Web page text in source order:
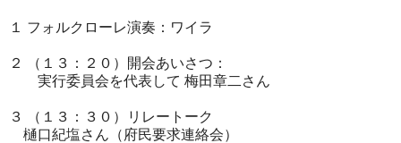
１ フォルクローレ演奏：ワイラ
２ （１３：２０）開会あいさつ：
実行委員会を代表して 梅田章二さん
３ （１３：３０）リレートーク
樋口紀塩さん（府民要求連絡会）